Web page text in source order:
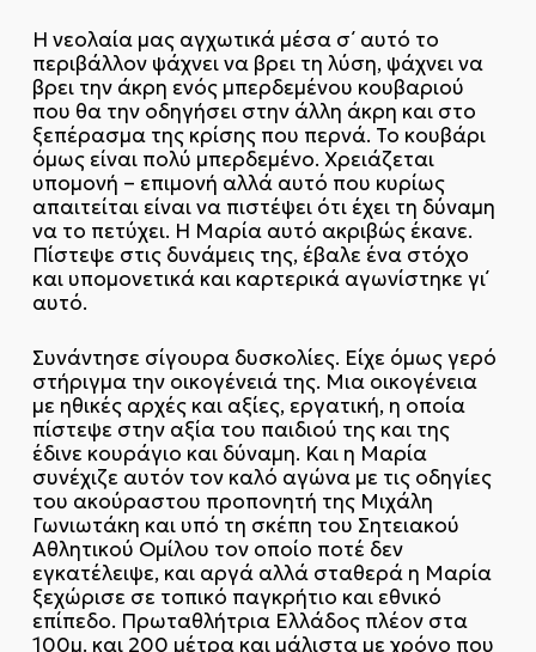
Η νεολαία μας αγχωτικά μέσα σ΄ αυτό το
περιβάλλον ψάχνει να βρει τη λύση, ψάχνει να
βρει την άκρη ενός μπερδεμένου κουβαριού
που θα την οδηγήσει στην άλλη άκρη και στο
ξεπέρασμα της κρίσης που περνά. Το κουβάρι
όμως είναι πολύ μπερδεμένο. Χρειάζεται
υπομονή – επιμονή αλλά αυτό που κυρίως
απαιτείται είναι να πιστέψει ότι έχει τη δύναμη
να το πετύχει. Η Μαρία αυτό ακριβώς έκανε.
Πίστεψε στις δυνάμεις της, έβαλε ένα στόχο
και υπομονετικά και καρτερικά αγωνίστηκε γι΄
αυτό.
Συνάντησε σίγουρα δυσκολίες. Είχε όμως γερό
στήριγμα την οικογένειά της. Μια οικογένεια
με ηθικές αρχές και αξίες, εργατική, η οποία
πίστεψε στην αξία του παιδιού της και της
έδινε κουράγιο και δύναμη. Και η Μαρία
συνέχιζε αυτόν τον καλό αγώνα με τις οδηγίες
του ακούραστου προπονητή της Μιχάλη
Γωνιωτάκη και υπό τη σκέπη του Σητειακού
Αθλητικού Ομίλου τον οποίο ποτέ δεν
εγκατέλειψε, και αργά αλλά σταθερά η Μαρία
ξεχώρισε σε τοπικό παγκρήτιο και εθνικό
επίπεδο. Πρωταθλήτρια Ελλάδος πλέον στα
100μ. και 200 μέτρα και μάλιστα με χρόνο που